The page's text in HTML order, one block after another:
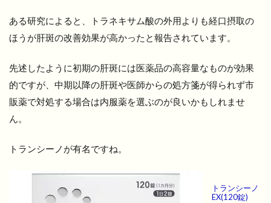
ある研究によると、トラネキサム酸の外用よりも経口摂取の
ほうが肝斑の改善効果が高かったと報告されています。
先述したように初期の肝斑には医薬品の高容量なものが効果
的ですが、中期以降の肝斑や医師からの処方箋が得られず市
販薬で対処する場合は内服薬を選ぶのが良いかもしれませ
ん。
トランシーノが有名ですね。
トランシーノ
EX(120錠)